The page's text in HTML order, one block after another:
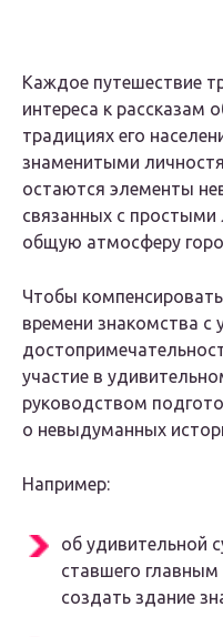
Каждое путешествие
интереса к рассказам
традициях его
знаменитыми
остаются элементы
связанных с
общую атмосферу
Чтобы
времени знакомства с
участие в
руководством
о невыдуманных
Например:
об удивительной
ставшего главным
создать здание